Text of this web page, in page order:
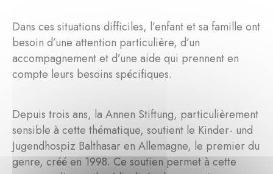
Dans ces situations difficiles, l’enfant et sa famille ont
besoin d’une attention particulière, d’un
accompagnement et d’une aide qui prennent en
compte leurs besoins spécifiques.
Depuis trois ans, la Annen Stiftung, particulièrement
sensible à cette thématique, soutient le Kinder- und
Jugendhospiz Balthasar en Allemagne, le premier du
genre, créé en 1998. Ce soutien permet à cette